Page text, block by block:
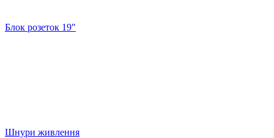
Блок розеток 19"
Шнури живлення